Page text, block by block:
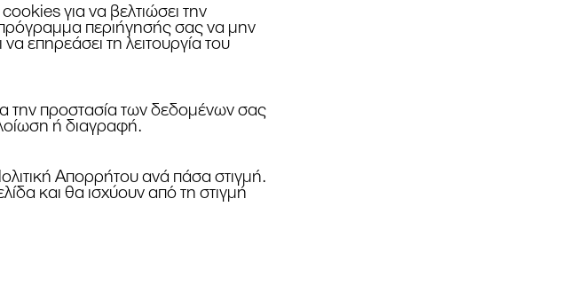
για να βελτιώσει την
περιήγησής σας να μην
επηρεάσει τη λειτουργία του
την προστασία των δεδομένων σας
ή διαγραφή.
Απορρήτου ανά πάσα στιγμή.
και θα ισχύουν από τη στιγμή